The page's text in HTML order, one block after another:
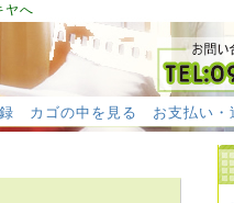
ヤへ
カゴの中を見る お支払い・